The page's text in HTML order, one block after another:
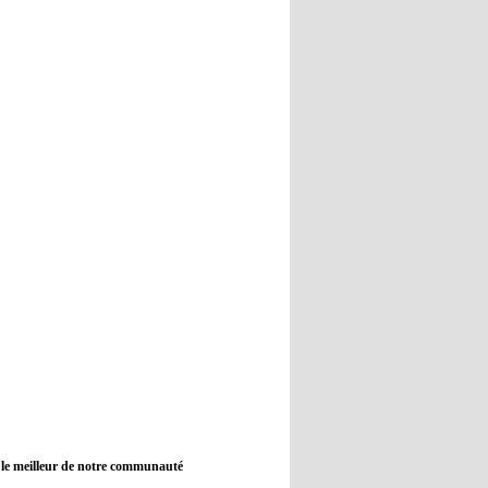
08:21 - 2022/11/08
meilleur de notre communauté